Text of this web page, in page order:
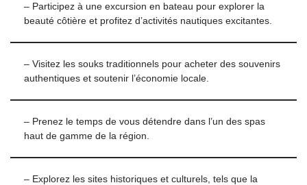
– Participez à une excursion en bateau pour explorer la
beauté côtière et profitez d’activités nautiques excitantes.
– Visitez les souks traditionnels pour acheter des souvenirs
authentiques et soutenir l’économie locale.
– Prenez le temps de vous détendre dans l’un des spas
haut de gamme de la région.
– Explorez les sites historiques et culturels, tels que la